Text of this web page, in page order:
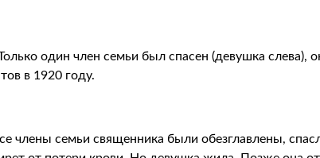
один член семьи был спасен (девушка
в 1920 году.
члены семьи священника были обезглавлены,